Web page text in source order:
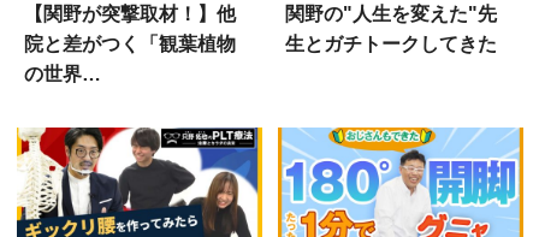
【関野が突撃取材！】他
院と差がつく「観葉植物
の世界…
関野の"人生を変えた"先
生とガチトークしてきた